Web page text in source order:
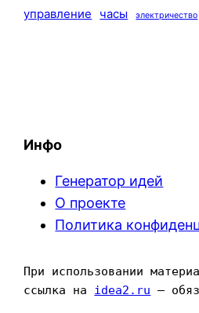
управление часы электричество
Инфо
Генератор идей
О проекте
Политика
При использовании
ссылка на idea2.ru —